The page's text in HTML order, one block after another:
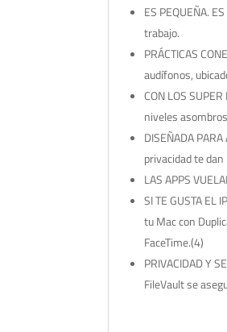
ES PEQUEÑA.
trabajo.
PRÁCTICAS
audífonos,
CON LOS
niveles
DISEÑADA
privacidad te
LAS APPS
SI TE GUSTA
tu Mac con
FaceTime.(4)
PRIVACIDAD Y
FileVault se